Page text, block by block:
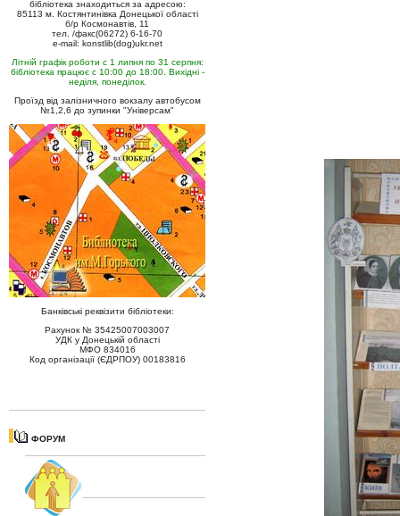
бібліотека знаходиться за адресою:
85113 м. Костянтинівка Донецької області
б/р Космонавтів, 11
тел. /факс(06272) 6-16-70
e-mail: konstlib(dog)ukr.net
Літній графік роботи с 1 липня по 31 серпня:
бібліотека працює с 10:00 до 18:00. Вихідні -
неділя, понеділок.
Проїзд від залізничного вокзалу автобусом
№1,2,6 до зупинки "Універсам"
Банківські реквізити бібліотеки:
Рахунок № 35425007003007
УДК у Донецькій області
МФО 834016
Код організації (ЄДРПОУ) 00183816
ФОРУМ